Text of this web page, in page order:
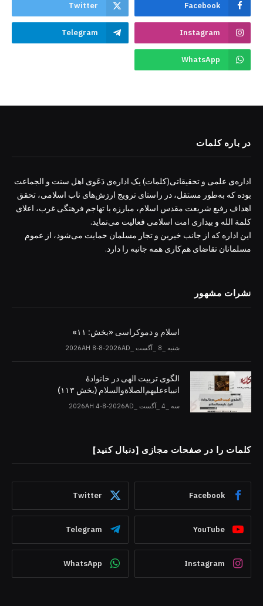
Facebook
Twitter
Instagram
Telegram
WhatsApp
در باره کلمات
اداره‌ی علمی و تحقیقاتی(کلمات) یک اداره‌ی دَعَوی اهل سنت و الجماعت
بوده که به‌طور مستقل، در راستای ترویج ارزش‌های ناب اسلامی، تحقق
اهداف رفیع شریعت مقدس اسلام، مبارزه با تهاجم فرهنگی غرب، اعلای
کلمة الله و بیداری امت اسلامی فعالیت می‌نماید.
این اداره که از جانب خیرین و تجار مسلمان حمایت می‌شود، از عموم
مسلمانان تقاضای هم‌کاری همه جانبه را دارد.
نشرات مشهور
اسلام و دموکراسی «بخش: ۱۱»
شنبه _8 _آگست _2026AH 8-8-2026AD
الگوی تربیت الهی در خانوادۀ
انبیاءعلیهم‌الصلاةو‌السلام (بخش ۱۱۳)
سه _4 _آگست _2026AH 4-8-2026AD
کلمات را در صفحات مجازی [دنبال کنید]
Facebook
Twitter
YouTube
Telegram
Instagram
WhatsApp